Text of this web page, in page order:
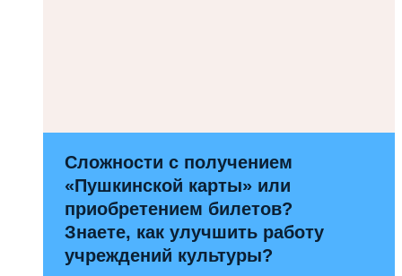
Сложности с получением
«Пушкинской карты» или
приобретением билетов?
Знаете, как улучшить работу
учреждений культуры?